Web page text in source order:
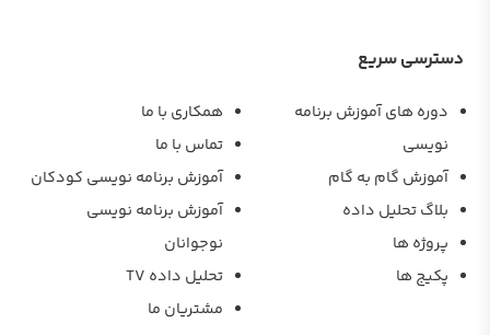
دسترسی سریع
دوره های آموزش برنامه
نویسی
آموزش گام به گام
بلاگ تحلیل داده
پروژه ها
پکیج ها
همکاری با ما
تماس با ما
آموزش برنامه نویسی کودکان
آموزش برنامه نویسی
نوجوانان
تحلیل داده TV
مشتریان ما